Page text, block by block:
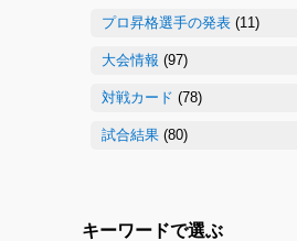
プロ昇格選手の発表 (11)
大会情報 (97)
対戦カード (78)
試合結果 (80)
キーワードで選ぶ